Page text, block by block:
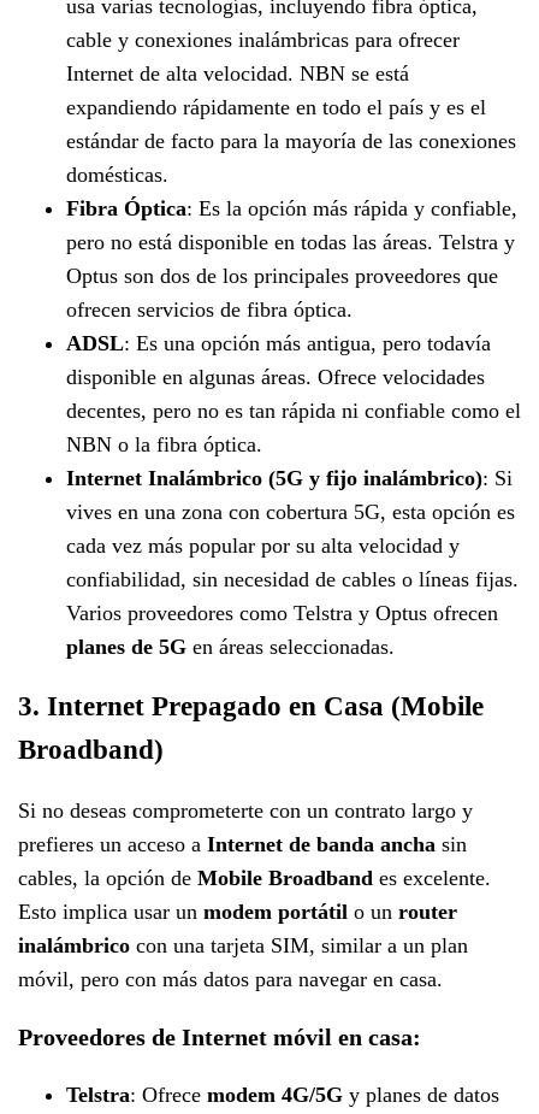
usa varias tecnologías, incluyendo fibra óptica,
cable y conexiones inalámbricas para ofrecer
Internet de alta velocidad. NBN se está
expandiendo rápidamente en todo el país y es el
estándar de facto para la mayoría de las conexiones
domésticas.
Fibra Óptica: Es la opción más rápida y confiable,
pero no está disponible en todas las áreas. Telstra y
Optus son dos de los principales proveedores que
ofrecen servicios de fibra óptica.
ADSL: Es una opción más antigua, pero todavía
disponible en algunas áreas. Ofrece velocidades
decentes, pero no es tan rápida ni confiable como el
NBN o la fibra óptica.
Internet Inalámbrico (5G y fijo inalámbrico): Si
vives en una zona con cobertura 5G, esta opción es
cada vez más popular por su alta velocidad y
confiabilidad, sin necesidad de cables o líneas fijas.
Varios proveedores como Telstra y Optus ofrecen
planes de 5G en áreas seleccionadas.
3. Internet Prepagado en Casa (Mobile
Broadband)
Si no deseas comprometerte con un contrato largo y
prefieres un acceso a Internet de banda ancha sin
cables, la opción de Mobile Broadband es excelente.
Esto implica usar un modem portátil o un router
inalámbrico con una tarjeta SIM, similar a un plan
móvil, pero con más datos para navegar en casa.
Proveedores de Internet móvil en casa:
Telstra: Ofrece modem 4G/5G y planes de datos